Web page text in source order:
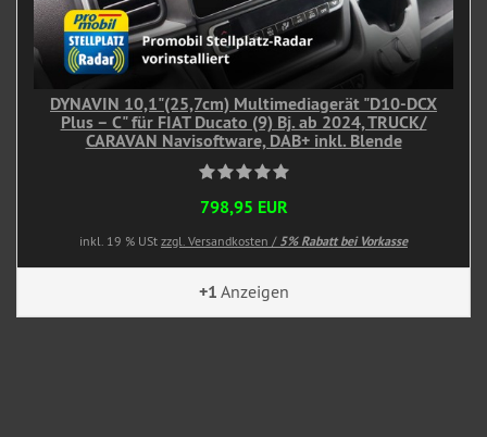
DYNAVIN 10,1"(25,7cm) Multimediagerät "D10-DCX
Plus – C" für FIAT Ducato (9) Bj. ab 2024, TRUCK/
CARAVAN Navisoftware, DAB+ inkl. Blende
798,95 EUR
inkl. 19 % USt zzgl. Versandkosten / 5% Rabatt bei Vorkasse
+1 Anzeigen